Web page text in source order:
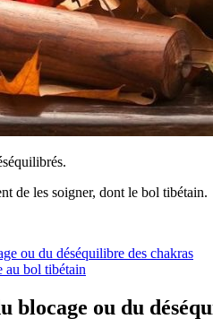
de les soigner, dont le bol tibétain.
ou du déséquilibre des chakras
au bol tibétain
blocage ou du